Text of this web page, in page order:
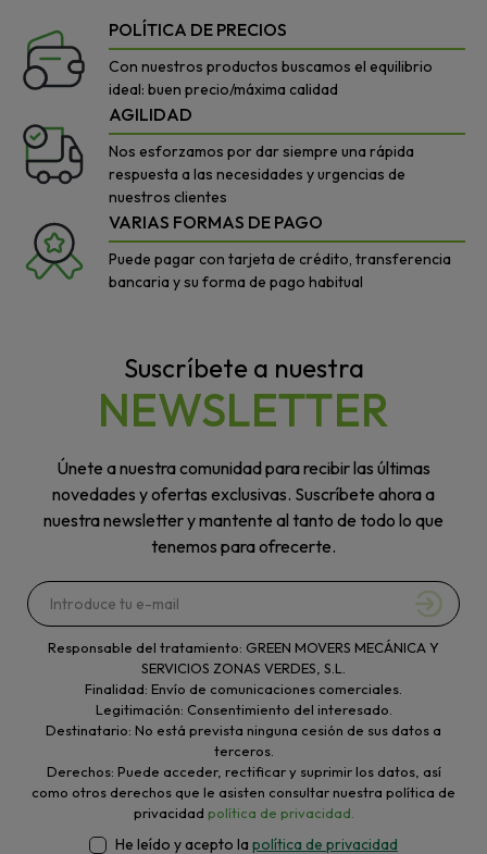
POLÍTICA DE PRECIOS
Con nuestros productos buscamos el equilibrio
ideal: buen precio/máxima calidad
AGILIDAD
Nos esforzamos por dar siempre una rápida
respuesta a las necesidades y urgencias de
nuestros clientes
VARIAS FORMAS DE PAGO
Puede pagar con tarjeta de crédito, transferencia
bancaria y su forma de pago habitual
Suscríbete a nuestra
NEWSLETTER
Únete a nuestra comunidad para recibir las últimas
novedades y ofertas exclusivas. Suscríbete ahora a
nuestra newsletter y mantente al tanto de todo lo que
tenemos para ofrecerte.
Responsable del tratamiento: GREEN MOVERS MECÁNICA Y
SERVICIOS ZONAS VERDES, S.L.
Finalidad: Envío de comunicaciones comerciales.
Legitimación: Consentimiento del interesado.
Destinatario: No está prevista ninguna cesión de sus datos a
terceros.
Derechos: Puede acceder, rectificar y suprimir los datos, así
como otros derechos que le asisten consultar nuestra política de
privacidad política de privacidad.
He leído y acepto la política de privacidad